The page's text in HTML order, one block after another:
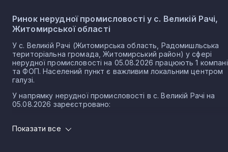
Ринок нерудної промисловості у с. Великій Рачі,
Житомирської області
У с. Великій Рачі (Житомирська область, Радомишльська
територіальна громада, Житомирський район) у сфері
нерудної промисловості на 05.08.2026 працюють 1
та ФОП. Населений пункт є важливим локальним центром
галузі.
У напрямку нерудної промисловості в с. Великій Рачі на
05.08.2026 зареєстровано:
0 ФОП
Показати все